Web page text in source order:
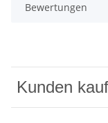
Bewertungen
Kunden